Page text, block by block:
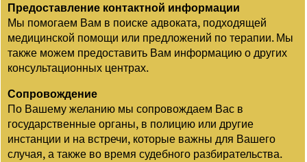
Предоставление контактной информации
Мы помогаем Вам в поиске адвоката, подходящей
медицинской помощи или предложений по терапии. Мы
также можем предоставить Вам информацию о других
консультационных центрах.
Сопровождение
По Вашему желанию мы сопровождаем Вас в
государственные органы, в полицию или другие
инстанции и на встречи, которые важны для Вашего
случая, а также во время судебного разбирательства.